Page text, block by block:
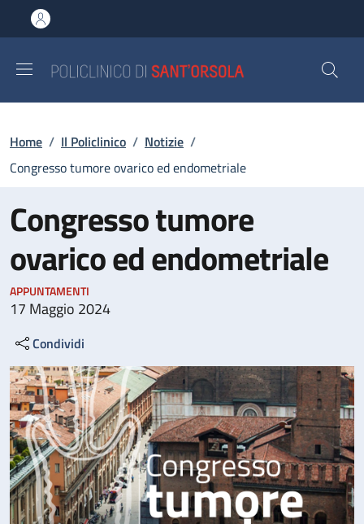
al contenuto principale
to footer content
Briciole di pane
Home / Il Policlinico / Notizie /
Congresso tumore ovarico ed endometriale
Congresso tumore
ovarico ed endometriale
APPUNTAMENTI
17 Maggio 2024
Condividi